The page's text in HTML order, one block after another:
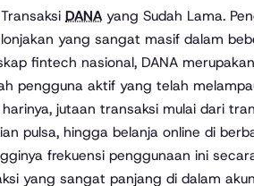
DANAyang Sudah Lama.
yang sangat masif dalam
fintech nasional, DANA
pengguna aktif yang telah
jutaan transaksi mulai dari
pulsa, hingga belanja online di
frekuensi penggunaan ini
yang sangat panjang di dalam